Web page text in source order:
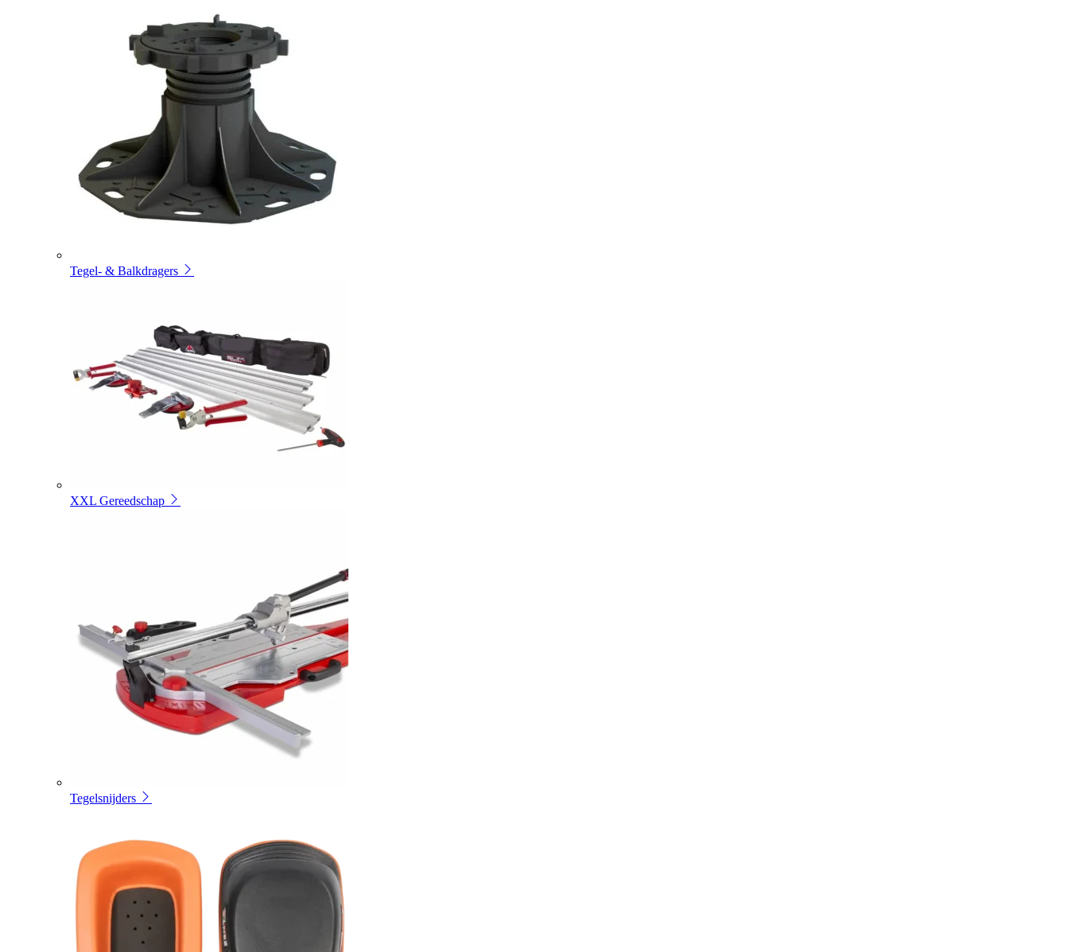
Tegel- & Balkdragers
XXL Gereedschap
Tegelsnijders